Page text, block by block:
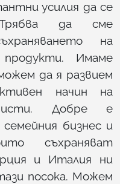
усилия да се
да сме
на
Имаме
да я развием
начин на
Добре е
бизнес и
съхраняват
и Италия ни
посока. Можем